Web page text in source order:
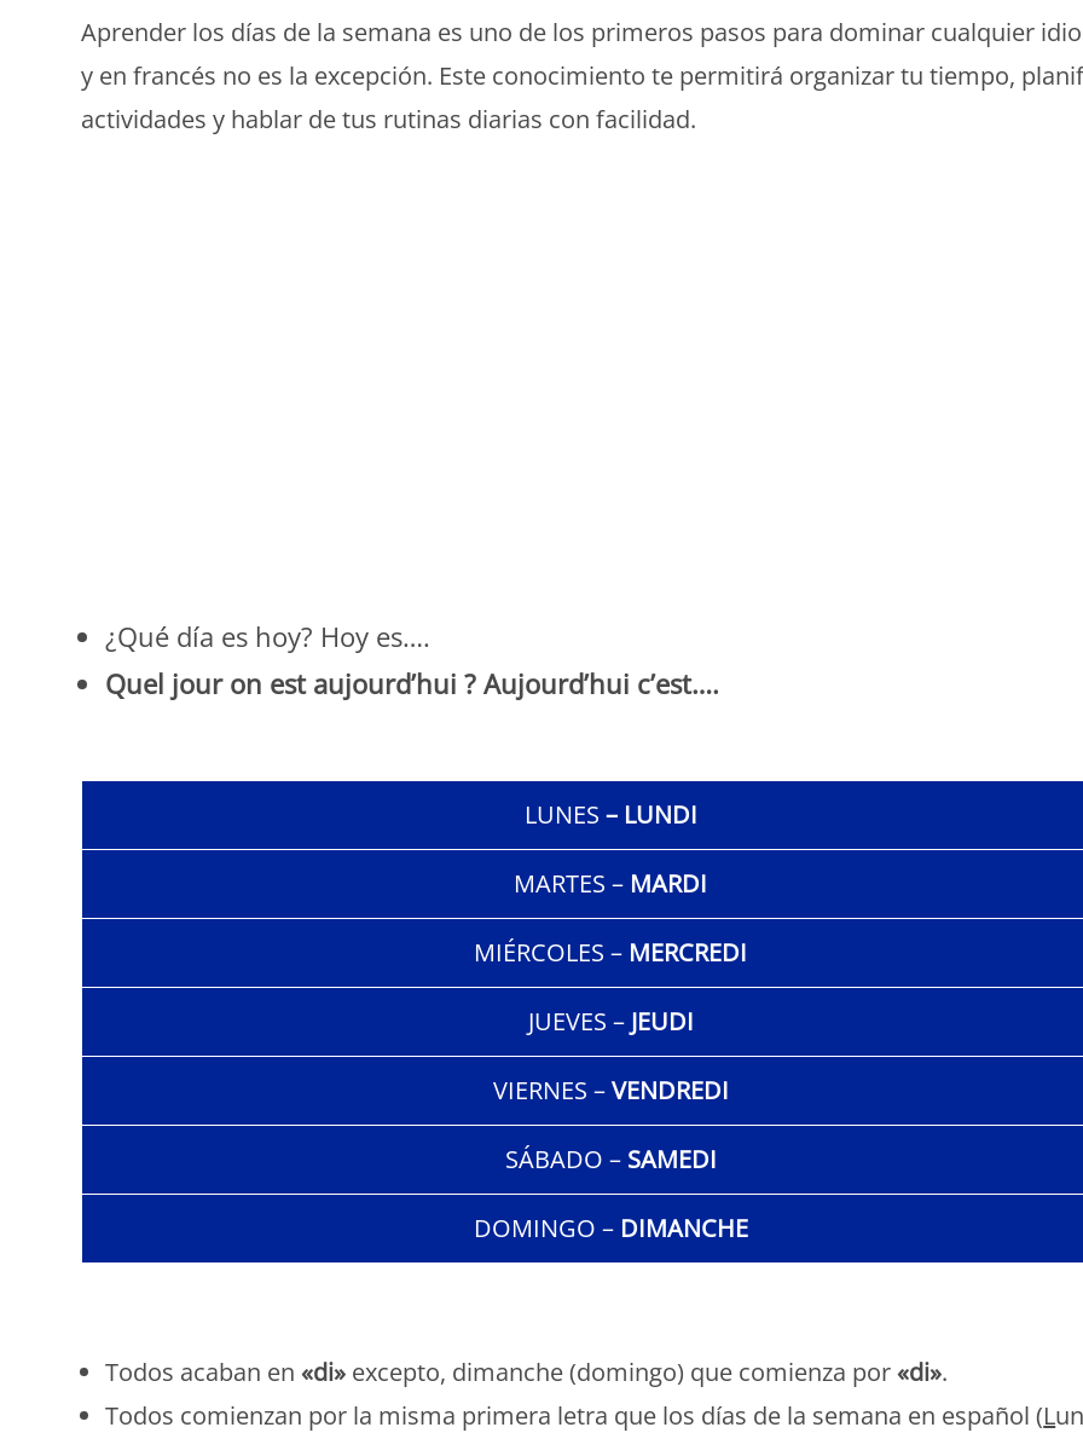
Aprender los días de la semana es uno de los primeros pasos para dominar cualquier
y en francés no es la excepción. Este conocimiento te permitirá organizar tu tiempo,
actividades y hablar de tus rutinas diarias con facilidad.
¿Qué día es hoy? Hoy es….
Quel jour on est aujourd’hui ? Aujourd’hui c’est….
LUNES – LUNDI
MARTES – MARDI
MIÉRCOLES – MERCREDI
JUEVES –JEUDI
VIERNES –VENDREDI
SÁBADO –SAMEDI
DOMINGO – DIMANCHE
Todos acaban en«di» excepto, dimanche (domingo) que comienza por«di».
Todos comienzan por la misma primera letra que los días de la semana en español (L